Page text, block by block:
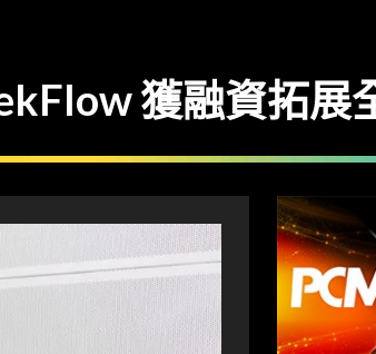
獲融資拓展